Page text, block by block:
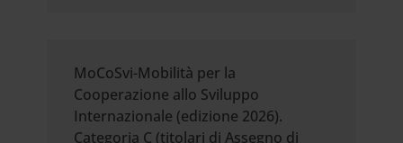
MoCoSvi-Mobilità per la
Cooperazione allo Sviluppo
Internazionale (edizione 2026).
Categoria C (titolari di Assegno di